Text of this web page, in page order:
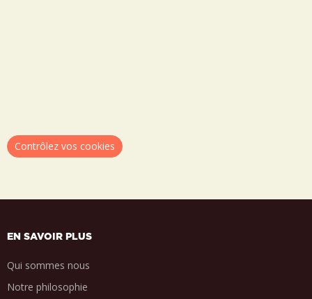
Contrôlez vos cookies
EN SAVOIR PLUS
Qui sommes nous
Notre philosophie